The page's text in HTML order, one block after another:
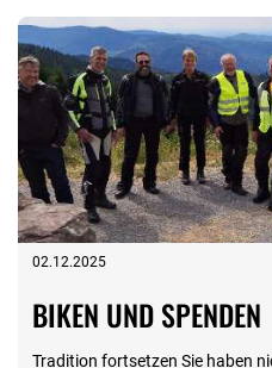
02.12.2025
BIKEN UND SPENDEN
Tradition fortsetzen Sie haben